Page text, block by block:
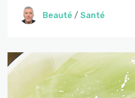
Beauté / Santé